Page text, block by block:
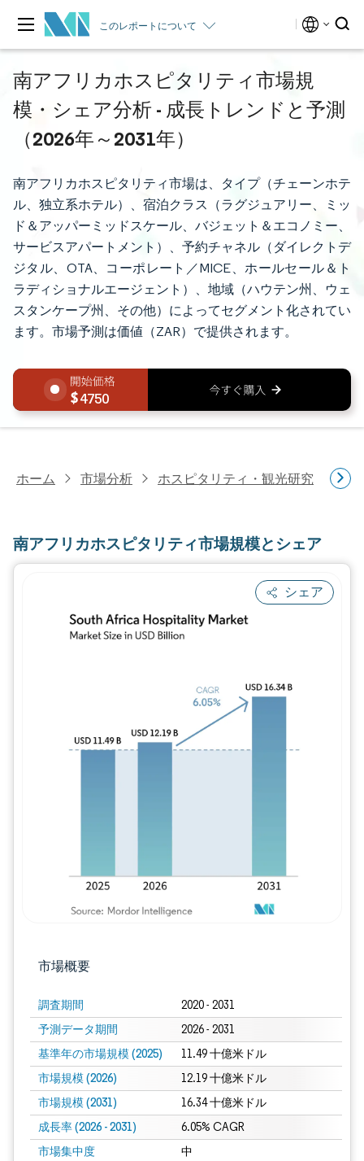
このレポートについて
南アフリカホスピタリティ市場規
模・シェア分析 - 成長トレンドと予測
（2026年～2031年）
南アフリカホスピタリティ市場は、タイプ（チェーンホテ
ル、独立系ホテル）、宿泊クラス（ラグジュアリー、ミッ
ド＆アッパーミッドスケール、バジェット＆エコノミー、
サービスアパートメント）、予約チャネル（ダイレクトデ
ジタル、OTA、コーポレート／MICE、ホールセール＆ト
ラディショナルエージェント）、地域（ハウテン州、ウェ
スタンケープ州、その他）によってセグメント化されてい
ます。市場予測は価値（ZAR）で提供されます。
4750
ホーム 市場分析 ホスピタリティ・観光研究 ホ
南アフリカホスピタリティ市場規模とシェア
シェア
市場概要
調査期間 2020 - 2031
予測データ期間 2026 - 2031
基準年の市場規模 (2025) 11.49 十億米ドル
市場規模 (2026) 12.19 十億米ドル
市場規模 (2031) 16.34 十億米ドル
成長率 (2026 - 2031) 6.05% CAGR
市場集中度 中